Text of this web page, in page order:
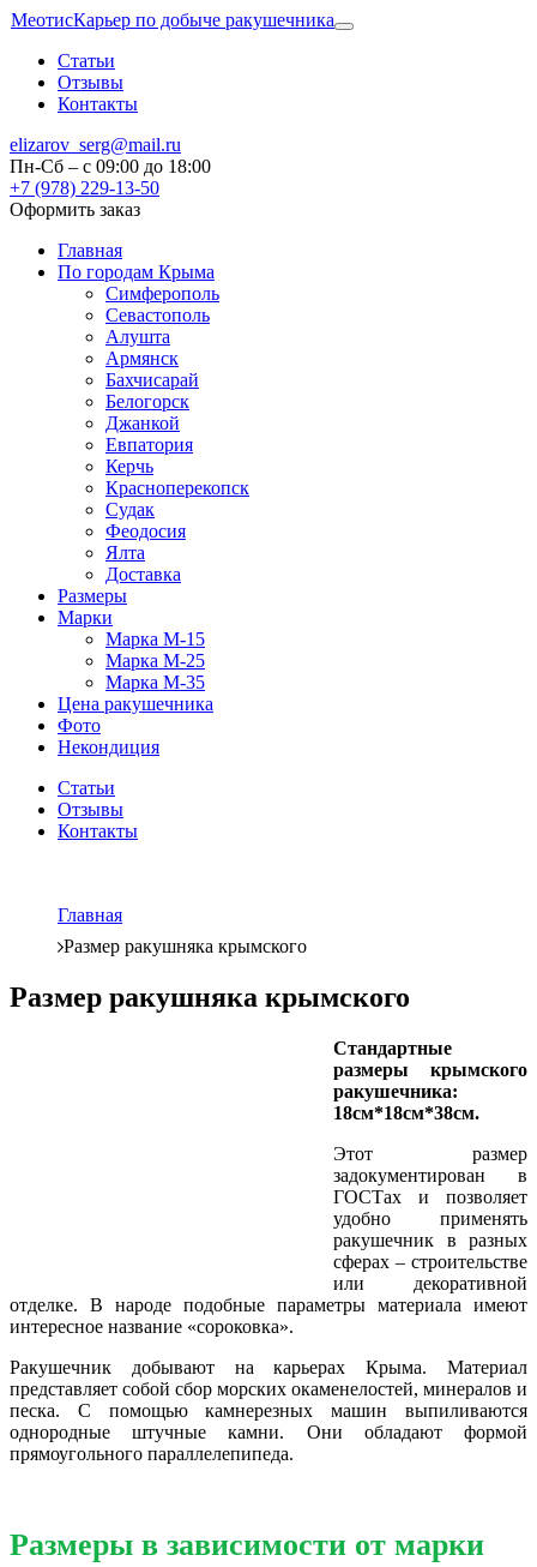
МеотисКарьер по добыче ракушечника
Статьи
Отзывы
Контакты
elizarov_serg@mail.ru
Пн-Сб – с 09:00 до 18:00
+7 (978) 229-13-50
Оформить заказ
Главная
По городам Крыма
Симферополь
Севастополь
Алушта
Армянск
Бахчисарай
Белогорск
Джанкой
Евпатория
Керчь
Красноперекопск
Судак
Феодосия
Ялта
Доставка
Размеры
Марки
Марка М-15
Марка М-25
Марка М-35
Цена ракушечника
Фото
Некондиция
Статьи
Отзывы
Контакты
Главная
Размер ракушняка крымского
Размер ракушняка крымского
Стандартные
размеры крымского
ракушечника:
18см*18см*38см.
Этот размер
задокументирован в
ГОСТах и позволяет
удобно применять
ракушечник в разных
сферах – строительстве
или декоративной
отделке. В народе подобные параметры материала имеют
интересное название «сороковка».
Ракушечник добывают на карьерах Крыма. Материал
представляет собой сбор морских окаменелостей, минералов и
песка. С помощью камнерезных машин выпиливаются
однородные штучные камни. Они обладают формой
прямоугольного параллелепипеда.
Размеры в зависимости от марки